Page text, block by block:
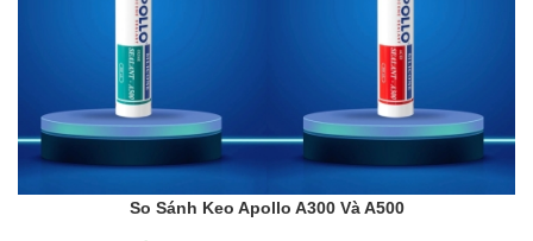
So Sánh Keo Apollo A300 Và A500